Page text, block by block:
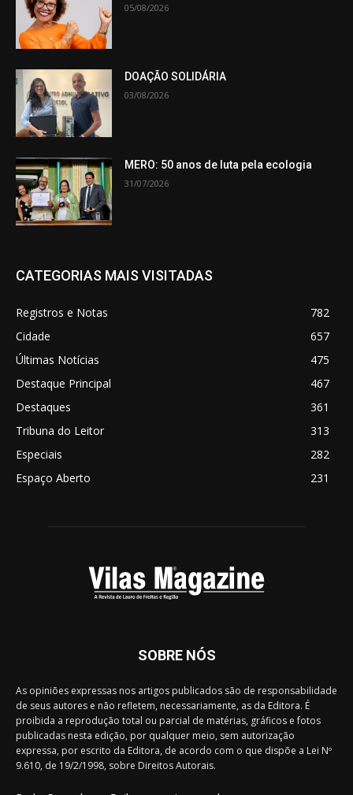
05/08/2026
DOAÇÃO SOLIDÁRIA
03/08/2026
MERO: 50 anos de luta pela ecologia
31/07/2026
CATEGORIAS MAIS VISITADAS
Registros e Notas
782
Cidade
657
Últimas Notícias
475
Destaque Principal
467
Destaques
361
Tribuna do Leitor
313
Especiais
282
Espaço Aberto
231
SOBRE NÓS
As opiniões expressas nos artigos publicados são de responsabilidade
de seus autores e não refletem, necessariamente, as da Editora. É
proibida a reprodução total ou parcial de matérias, gráficos e fotos
publicadas nesta edição, por qualquer meio, sem autorização
expressa, por escrito da Editora, de acordo com o que dispõe a Lei Nº
9.610, de 19/2/1998, sobre Direitos Autorais.